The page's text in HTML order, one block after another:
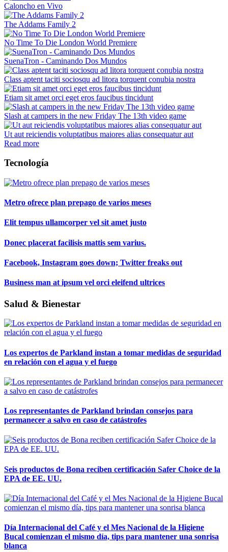
Caloncho en Vivo
The Addams Family 2
No Time To Die London World Premiere
SuenaTron - Caminando Dos Mundos
Class aptent taciti sociosqu ad litora torquent conubia nostra
Etiam sit amet orci eget eros faucibus tincidunt
Slash at campers in the new Friday The 13th video game
Ut aut reiciendis voluptatibus maiores alias consequatur aut
Read more
Tecnología
Metro ofrece plan prepago de varios meses
Elit tempus ullamcorper vel sit amet justo
Donec placerat facilisis mattis sem varius.
Facebook, Instagram goes down; Twitter freaks out
Business man at ipsum vel orci eleifend ultrices
Salud & Bienestar
Los expertos de Parkland instan a tomar medidas de seguridad
en relación con el agua y el fuego
Los representantes de Parkland brindan consejos para
permanecer a salvo en caso de catástrofes
Seis productos de Bona reciben certificación Safer Choice de la
EPA de EE. UU.
Día Internacional del Café y el Mes Nacional de la Higiene
Bucal comienzan el mismo día, tips para mantener una sonrisa
blanca